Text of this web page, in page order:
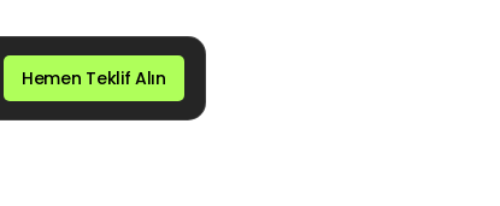
Hemen Teklif Alın